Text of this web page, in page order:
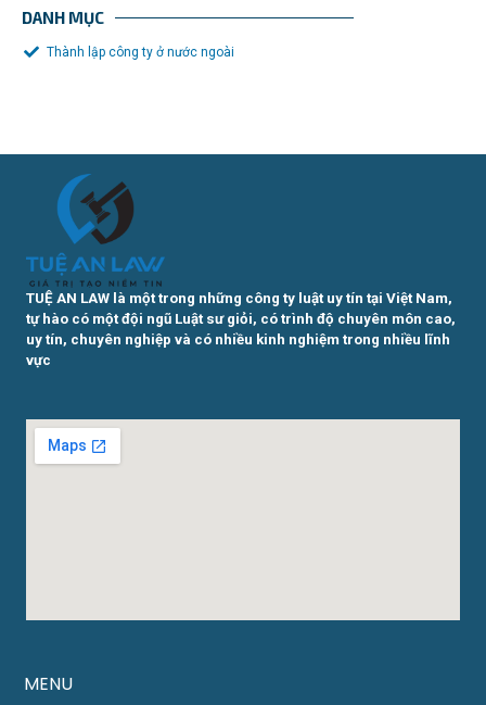
DANH MỤC
Thành lập công ty ở nước ngoài
TUỆ AN LAW là một trong những công ty luật uy tín tại Việt Nam,
tự hào có một đội ngũ Luật sư giỏi, có trình độ chuyên môn cao,
uy tín, chuyên nghiệp và có nhiều kinh nghiệm trong nhiều lĩnh
vực
MENU